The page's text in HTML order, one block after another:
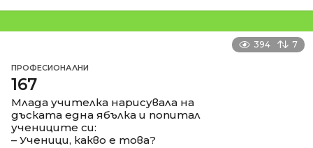
394 7
ПРОФЕСИОНАЛНИ
167
Млада учителка нарисувала на
дъската една ябълка и попитал
учениците си:
– Ученици, какво е това?